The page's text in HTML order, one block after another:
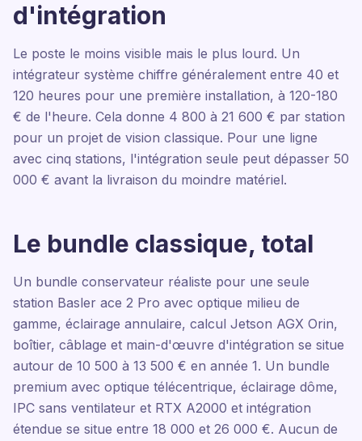
d'intégration
Le poste le moins visible mais le plus lourd. Un
intégrateur système chiffre généralement entre 40 et
120 heures pour une première installation, à 120-180
€ de l'heure. Cela donne 4 800 à 21 600 € par station
pour un projet de vision classique. Pour une ligne
avec cinq stations, l'intégration seule peut dépasser 50
000 € avant la livraison du moindre matériel.
Le bundle classique, total
Un bundle conservateur réaliste pour une seule
station Basler ace 2 Pro avec optique milieu de
gamme, éclairage annulaire, calcul Jetson AGX Orin,
boîtier, câblage et main-d'œuvre d'intégration se situe
autour de 10 500 à 13 500 € en année 1. Un bundle
premium avec optique télécentrique, éclairage dôme,
IPC sans ventilateur et RTX A2000 et intégration
étendue se situe entre 18 000 et 26 000 €. Aucun de